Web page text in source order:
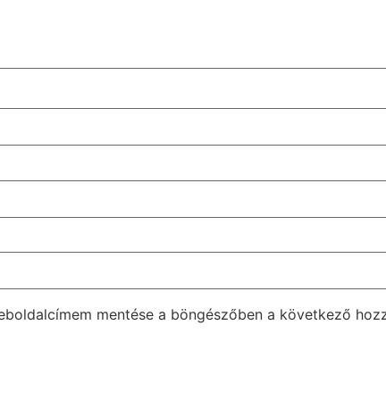
mentése a böngészőben a következő